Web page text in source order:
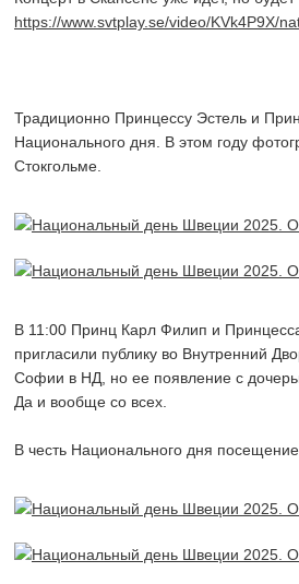
https://www.svtplay.se/video/KVk4P9X/
Традиционно Принцессу Эстель и
Национального дня. В этом году
Стокгольме.
В 11:00 Принц Карл Филип и
пригласили публику во Внутренний
Софии в НД, но ее появление с
Да и вообще со всех.
В честь Национального дня